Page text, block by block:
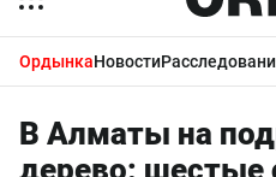
ОрдынкаНовости
В Алматы на
дерево: шестые